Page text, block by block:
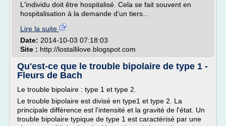
L'individu doit être hospitalisé. Cela se fait souvent en
hospitalisation à la demande d'un tiers...
Lire la suite
Date: 2014-10-03 07:18:03
Site : http://lostallilove.blogspot.com
Qu'est-ce que le trouble bipolaire de type 1 -
Fleurs de Bach
Le trouble bipolaire : type 1 et type 2.
Le trouble bipolaire est divisé en type1 et type 2. La
principale différence est l'intensité et la gravité de l'état. Un
trouble bipolaire typique de type 1 est caractérisé par une